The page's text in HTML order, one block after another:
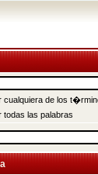
cualquiera de los
todas las palabras